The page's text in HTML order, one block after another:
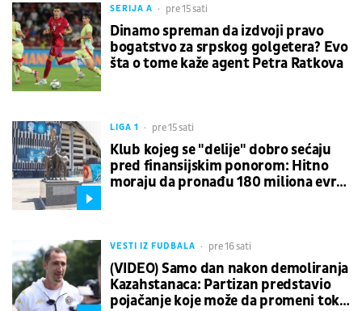
SERIJA A pre 15 sati
Dinamo spreman da izdvoji pravo
bogatstvo za srpskog golgetera? Evo
šta o tome kaže agent Petra Ratkova
LIGA 1 pre 15 sati
Klub kojeg se "delije" dobro sećaju
pred finansijskim ponorom: Hitno
moraju da pronađu 180 miliona evra
VESTI IZ FUDBALA pre 16 sati
(VIDEO) Samo dan nakon demoliranja
Kazahstanaca: Partizan predstavio
pojačanje koje može da promeni tok